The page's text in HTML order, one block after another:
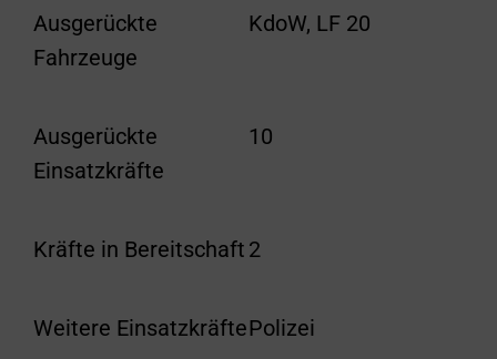
Ausgerückte
Fahrzeuge
KdoW, LF 20
Ausgerückte
Einsatzkräfte
10
Kräfte in Bereitschaft 2
Weitere EinsatzkräftePolizei